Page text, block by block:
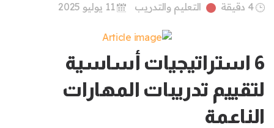
4 دقيقة
التعليم والتدريب 11 يوليو 2025
6 استراتيجيات أساسية
لتقييم تدريبات المهارات
الناعمة